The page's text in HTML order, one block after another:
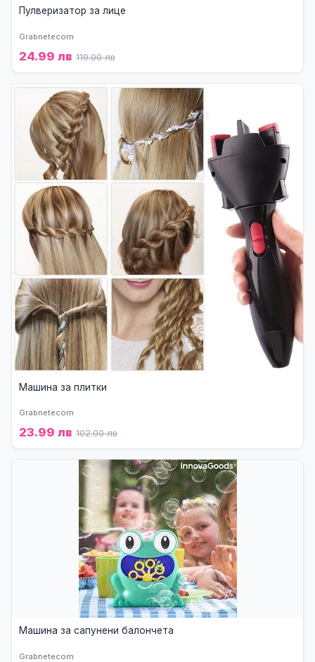
Пулверизатор за лице
Grabnetecom
24.99 лв 119.00 лв
Машина за плитки
Grabnetecom
23.99 лв 102.00 лв
Машина за сапунени балончета
Grabnetecom